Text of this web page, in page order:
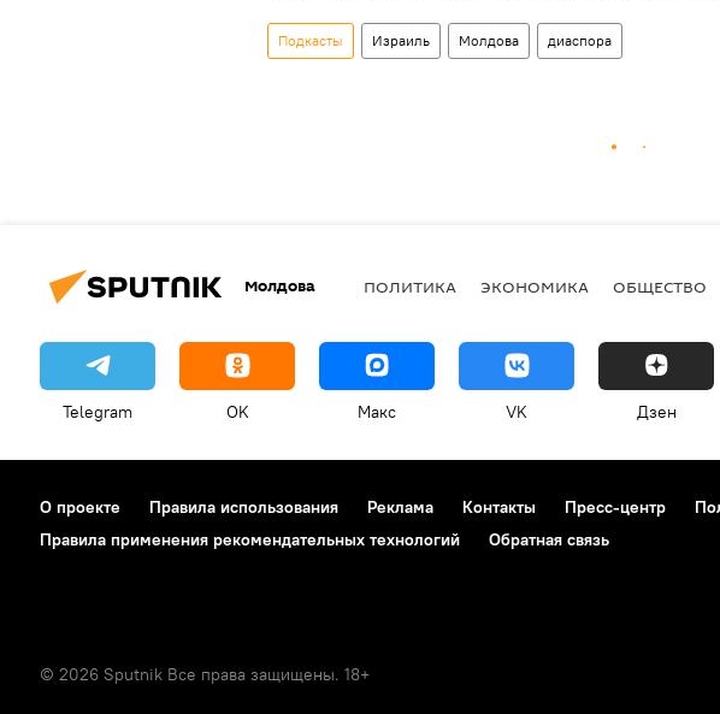
Подкасты Израиль Молдова диаспора
Молдова ПОЛИТИКА ЭКОНОМИКА ОБЩЕСТВО
Telegram OK Макс VK Дзен
О проекте Правила использования Реклама Контакты Пресс-центр
Правила применения рекомендательных технологий
Обратная связь
© 2026 Sputnik Все права защищены. 18+